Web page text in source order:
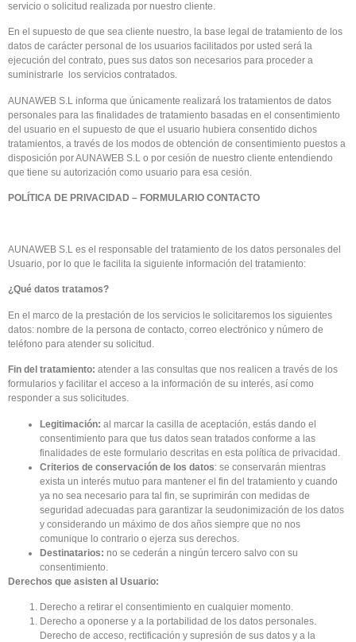
servicio o solicitud realizada por nuestro cliente.
En el supuesto de que sea cliente nuestro, la base legal de tratamiento de los
datos de carácter personal de los usuarios facilitados por usted será la
ejecución del contrato, pues sus datos son necesarios para proceder a
suministrarle los servicios contratados.
AUNAWEB S.L informa que únicamente realizará los tratamientos de datos
personales para las finalidades de tratamiento basadas en el consentimiento
del usuario en el supuesto de que el usuario hubiera consentido dichos
tratamientos, a través de los modos de obtención de consentimiento puestos a
disposición por AUNAWEB S.L o por cesión de nuestro cliente entendiendo
que tiene su autorización como usuario para esa cesión.
POLÍTICA DE PRIVACIDAD – FORMULARIO CONTACTO
AUNAWEB S.L es el responsable del tratamiento de los datos personales del
Usuario, por lo que le facilita la siguiente información del tratamiento:
¿Qué datos tratamos?
En el marco de la prestación de los servicios le solicitaremos los siguientes
datos: nombre de la persona de contacto, correo electrónico y número de
teléfono para atender su solicitud.
Fin del tratamiento: atender a las consultas que nos realicen a través de los
formularios y facilitar el acceso a la información de su interés, así como
responder a sus solicitudes.
Legitimación: al marcar la casilla de aceptación, estás dando el
consentimiento para que tus datos sean tratados conforme a las
finalidades de este formulario descritas en esta política de privacidad.
Criterios de conservación de los datos: se conservarán mientras
exista un interés mutuo para mantener el fin del tratamiento y cuando
ya no sea necesario para tal fin, se suprimirán con medidas de
seguridad adecuadas para garantizar la seudonimización de los datos
y considerando un máximo de dos años siempre que no nos
comunique lo contrario o ejerza sus derechos.
Destinatarios: no se cederán a ningún tercero salvo con su
consentimiento.
Derechos que asisten al Usuario:
Derecho a retirar el consentimiento en cualquier momento.
Derecho a oponerse y a la portabilidad de los datos personales.
Derecho de acceso, rectificación y supresión de sus datos y a la